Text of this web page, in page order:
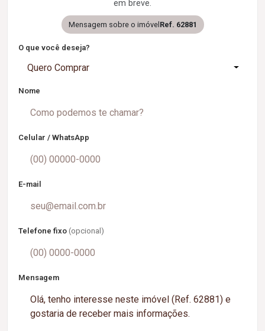
em breve.
Mensagem sobre o imóvelRef. 62881
O que você deseja?
Quero Comprar
Nome
Celular / WhatsApp
E-mail
Telefone fixo (opcional)
Mensagem